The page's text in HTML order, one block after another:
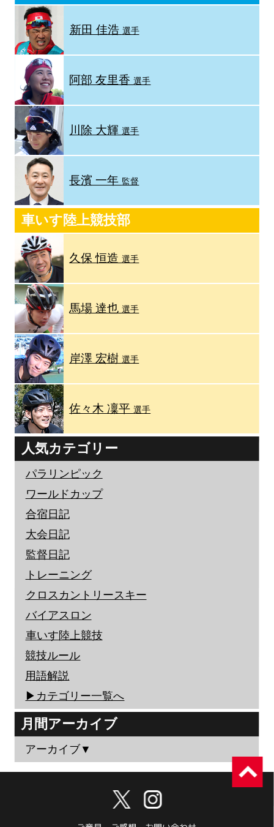
新田 佳浩 選手
阿部 友里香選手
川除 大輝選手
長濱 一年 監督
車いす陸上競技部
久保 恒造選手
馬場 達也選手
岸澤 宏樹選手
佐々木 凜平選手
人気カテゴリー
パラリンピック
ワールドカップ
合宿日記
大会日記
監督日記
トレーニング
クロスカントリースキー
バイアスロン
車いす陸上競技
競技ルール
用語解説
▶︎カテゴリー一覧へ
月間アーカイブ
アーカイブ▼